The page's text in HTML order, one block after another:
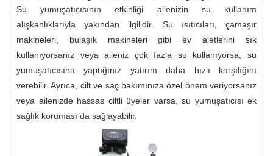
Su yumuşatıcısının etkinliği ailenizin su kullanım
alışkanlıklarıyla yakından ilgilidir. Su ısıtıcıları, çamaşır
makineleri, bulaşık makineleri gibi ev aletlerini sık
kullanıyorsanız veya aileniz çok fazla su kullanıyorsa, su
yumuşatıcısına yaptığınız yatırım daha hızlı karşılığını
verebilir. Ayrıca, cilt ve saç bakımınıza özel önem veriyorsanız
veya ailenizde hassas ciltli üyeler varsa, su yumuşatıcısı ek
sağlık koruması da sağlayabilir.